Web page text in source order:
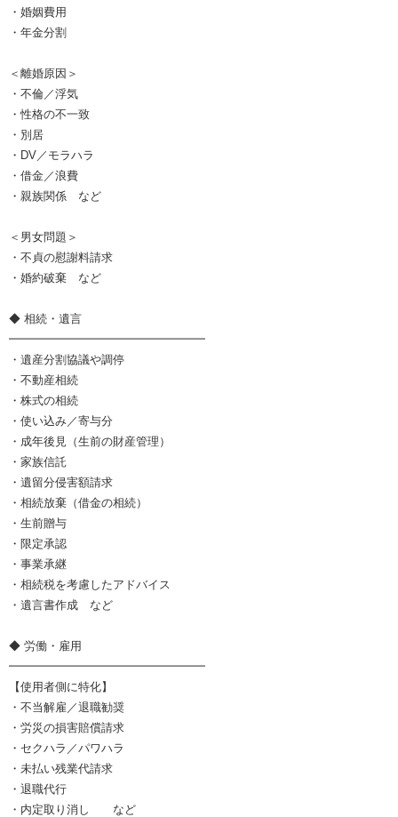
・婚姻費用
・年金分割
＜離婚原因＞
・不倫／浮気
・性格の不一致
・別居
・DV／モラハラ
・借金／浪費
・親族関係 など
＜男女問題＞
・不貞の慰謝料請求
・婚約破棄 など
◆ 相続・遺言
━━━━━━━━━━━━━━━━━
・遺産分割協議や調停
・不動産相続
・株式の相続
・使い込み／寄与分
・成年後見（生前の財産管理）
・家族信託
・遺留分侵害額請求
・相続放棄（借金の相続）
・生前贈与
・限定承認
・事業承継
・相続税を考慮したアドバイス
・遺言書作成 など
◆ 労働・雇用
━━━━━━━━━━━━━━━━━
【使用者側に特化】
・不当解雇／退職勧奨
・労災の損害賠償請求
・セクハラ／パワハラ
・未払い残業代請求
・退職代行
・内定取り消し など